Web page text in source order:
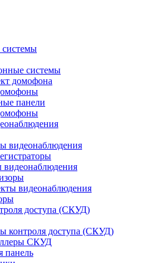
системы
домофона
панели
видеонаблюдения
видеонаблюдения
доступа (СКУД)
контроля доступа (СКУД)
СКУД
панель